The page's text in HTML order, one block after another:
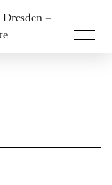
Dresden –